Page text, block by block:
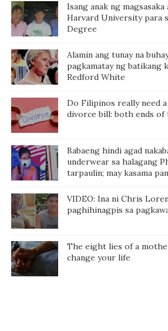
Isang anak ng
Harvard University para
Degree
Alamin ang tunay na
pagkamatay ng batikang
Redford White
Do Filipinos really need
divorce bill: both ends
Babaeng hindi agad
underwear sa halagang
tarpaulin; may kasama
VIDEO: Ina ni Chris
paghihinagpis sa
The eight lies of a
change your life